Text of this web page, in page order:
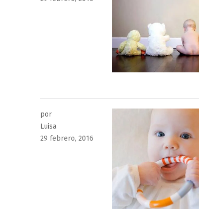
por
Luisa
Publicado
29 febrero, 2016